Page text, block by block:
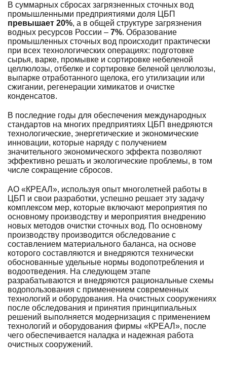
В суммарных сбросах загрязненных сточных вод
промышленными предприятиями доля ЦБП
превышает 20%, а в общей структуре загрязнения
водных ресурсов России – 7%. Образование
промышленных сточных вод происходит практически
при всех технологических операциях: подготовке
сырья, варке, промывке и сортировке небеленой
целлюлозы, отбелке и сортировке беленой целлюлозы,
выпарке отработанного щелока, его утилизации или
сжигании, регенерации химикатов и очистке
конденсатов.
В последние годы для обеспечения международных
стандартов на многих предприятиях ЦБП внедряются
технологические, энергетические и экономические
инновации, которые наряду с получением
значительного экономического эффекта позволяют
эффективно решать и экологические проблемы, в том
числе сокращение сбросов.
АО «КРЕАЛ», используя опыт многолетней работы в
ЦБП и свои разработки, успешно решает эту задачу
комплексом мер, которые включают мероприятия по
основному производству и мероприятия внедрению
новых методов очистки сточных вод. По основному
производству производится обследование с
составлением материального баланса, на основе
которого составляются и внедряются технически
обоснованные удельные нормы водопотребления и
водоотведения. На следующем этапе
разрабатываются и внедряются рациональные схемы
водопользования с применением современных
технологий и оборудования. На очистных сооружениях
после обследования и принятия принципиальных
решений выполняется модернизация с применением
технологий и оборудования фирмы «КРЕАЛ», после
чего обеспечивается наладка и надежная работа
очистных сооружений.